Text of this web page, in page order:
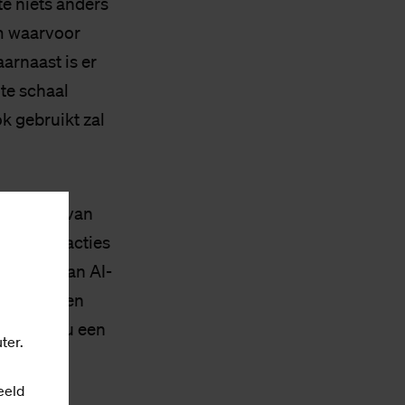
waarvoor
is er
schaal
gebruikt zal
van
twee reacties
is van AI-
ook een
tijd is nu een